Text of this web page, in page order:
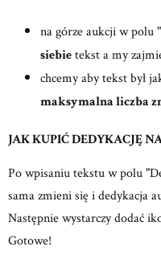
na górze aukcji w polu
siebietekst a my
chcemy aby tekst był
maksymalna liczba
JAK KUPIĆ DEDYKACJĘ
Po wpisaniu tekstu w polu
sama zmieni się i dedykacja
Następnie wystarczy dodać
Gotowe!